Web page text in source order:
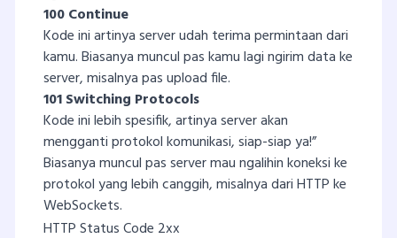
100 Continue
Kode ini artinya server udah terima permintaan dari
kamu. Biasanya muncul pas kamu lagi ngirim data ke
server, misalnya pas upload file.
101 Switching Protocols
Kode ini lebih spesifik, artinya server akan
mengganti protokol komunikasi, siap-siap ya!”
Biasanya muncul pas server mau ngalihin koneksi ke
protokol yang lebih canggih, misalnya dari HTTP ke
WebSockets.
HTTP Status Code 2xx